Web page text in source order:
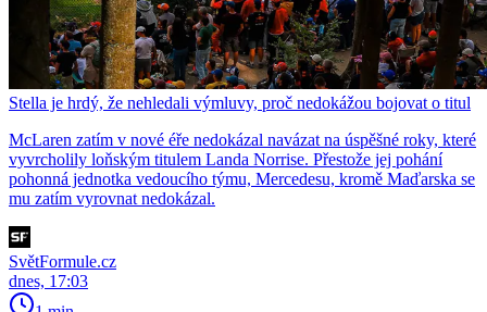
Stella je hrdý, že nehledali výmluvy, proč nedokážou bojovat o titul
McLaren zatím v nové éře nedokázal navázat na úspěšné roky, které
vyvrcholily loňským titulem Landa Norrise. Přestože jej pohání
pohonná jednotka vedoucího týmu, Mercedesu, kromě Maďarska se
mu zatím vyrovnat nedokázal.
SvětFormule.cz
dnes, 17:03